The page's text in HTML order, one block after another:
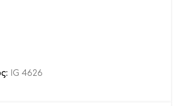
IG 4626